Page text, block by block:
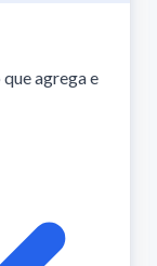
agrega e